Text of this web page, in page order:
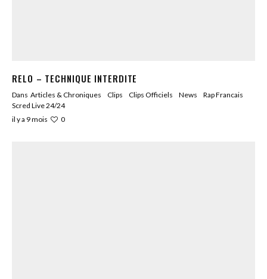
RELO – TECHNIQUE INTERDITE
Dans Articles & Chroniques Clips Clips Officiels News
Rap Francais
Scred Live 24/24
il y a 9 mois
0